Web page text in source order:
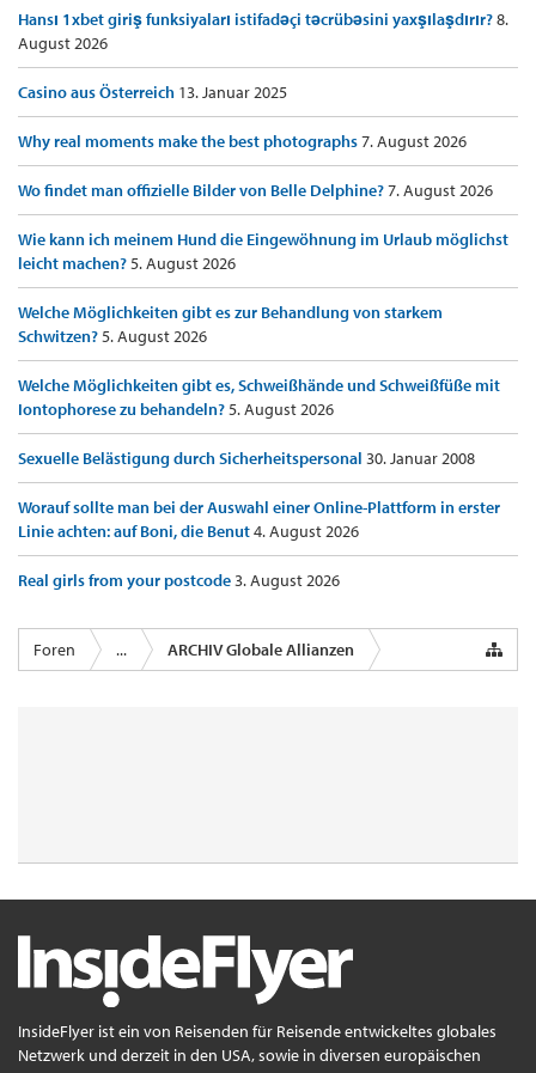
Hansı 1xbet giriş funksiyaları istifadəçi təcrübəsini yaxşılaşdırır?8.
August 2026
Casino aus Österreich 13. Januar 2025
Why real moments make the best photographs7. August 2026
Wo findet man offizielle Bilder von Belle Delphine?7. August 2026
Wie kann ich meinem Hund die Eingewöhnung im Urlaub möglichst
leicht machen?5. August 2026
Welche Möglichkeiten gibt es zur Behandlung von starkem
Schwitzen?5. August 2026
Welche Möglichkeiten gibt es, Schweißhände und Schweißfüße mit
Iontophorese zu behandeln?5. August 2026
Sexuelle Belästigung durch Sicherheitspersonal 30. Januar 2008
Worauf sollte man bei der Auswahl einer Online-Plattform in erster
Linie achten: auf Boni, die Benut4. August 2026
Real girls from your postcode3. August 2026
Foren ... ARCHIV Globale Allianzen
InsideFlyer ist ein von Reisenden für Reisende entwickeltes globales
Netzwerk und derzeit in den USA, sowie in diversen europäischen